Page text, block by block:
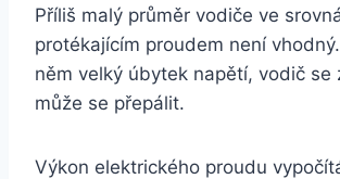
Příliš malý průměr vodiče ve
protékajícím proudem není
něm velký úbytek napětí, vodič se
může se přepálit.
Výkon elektrického proudu